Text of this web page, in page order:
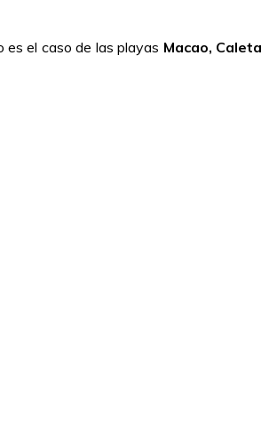
es el caso de las playas Macao, Caleta